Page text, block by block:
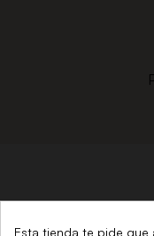
DESDE
Esta tienda te pide